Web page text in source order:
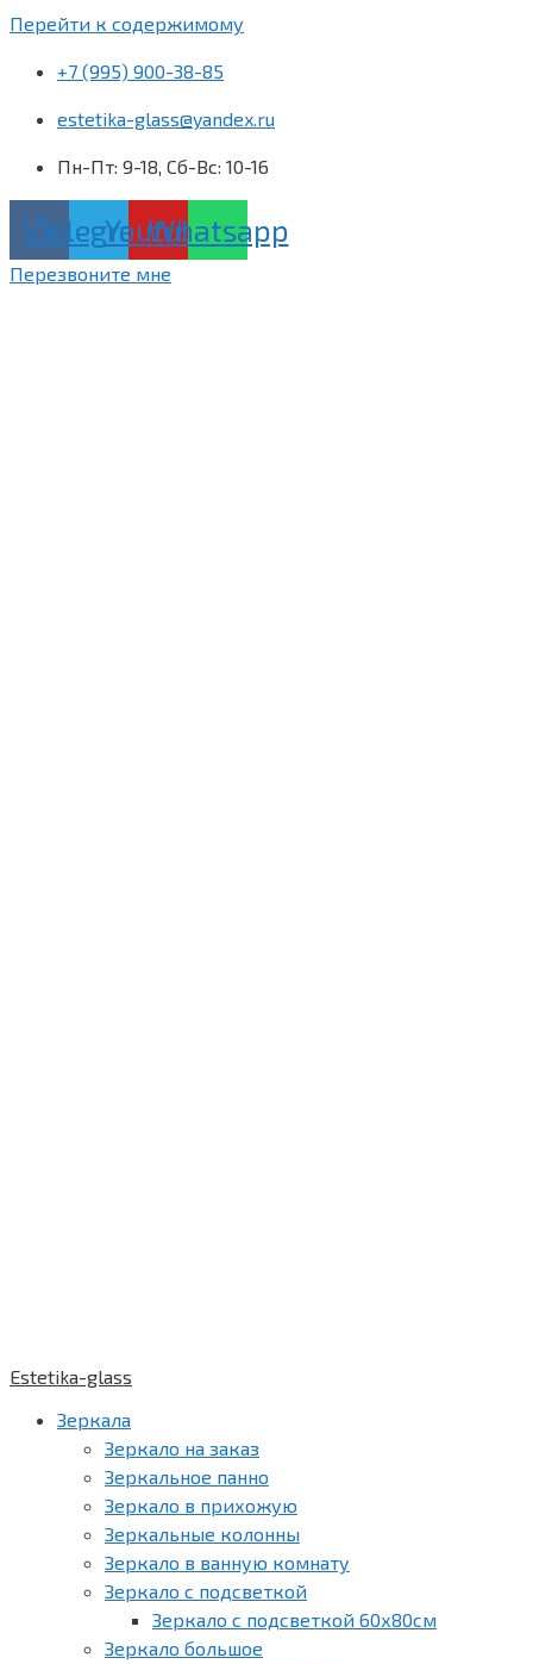
Перейти к содержимому
+7 (995) 900-38-85
estetika-glass@yandex.ru
Пн-Пт: 9-18, Сб-Вс: 10-16
Vk
Telegram
Youtube
Whatsapp
Перезвоните мне
Estetika-glass
Зеркала
Зеркало на заказ
Зеркальное панно
Зеркало в прихожую
Зеркальные колонны
Зеркало в ванную комнату
Зеркало с подсветкой
Зеркало с подсветкой 60х80см
Зеркало большое